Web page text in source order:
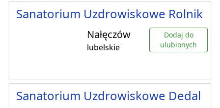
Sanatorium Uzdrowiskowe Rolnik
Nałęczów
lubelskie
Dodaj do
ulubionych
Sanatorium Uzdrowiskowe Dedal